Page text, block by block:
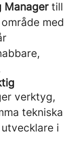
Managertill
med
verktyg,
tekniska
i